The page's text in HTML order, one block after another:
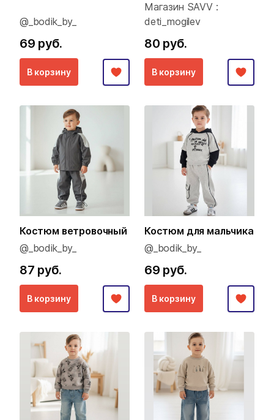
@_bodik_by_
69 руб.
В корзину
Магазин SAVV :
deti_mogilev
80 руб.
В корзину
Костюм ветровочный
@_bodik_by_
87 руб.
В корзину
Костюм для мальчика
@_bodik_by_
69 руб.
В корзину